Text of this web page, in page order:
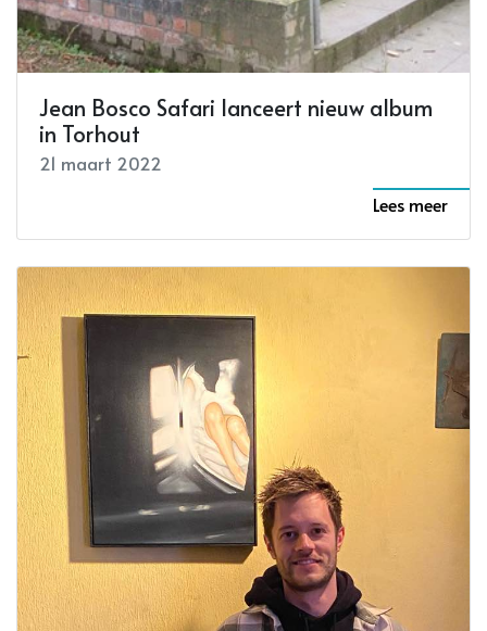
Jean Bosco Safari lanceert nieuw album
in Torhout
21 maart 2022
Lees meer